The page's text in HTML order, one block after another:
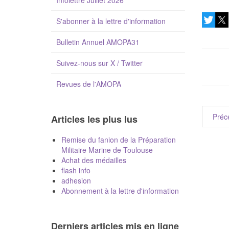
S'abonner à la lettre d'information
Bulletin Annuel AMOPA31
Suivez-nous sur X / Twitter
Revues de l'AMOPA
Articles les plus lus
Remise du fanion de la Préparation
Militaire Marine de Toulouse
Achat des médailles
flash info
adhesion
Abonnement à la lettre d'information
Derniers articles mis en ligne